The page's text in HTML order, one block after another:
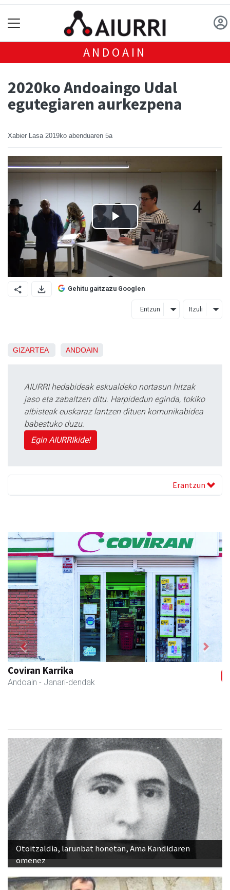
ANDOAIN
2020ko Andoaingo Udal
egutegiaren aurkezpena
Xabier Lasa 2019ko abenduaren 5a
Gehitu gaitzazu Googlen
Entzun Itzuli
GIZARTEA ANDOAIN
AIURRI hedabideak eskualdeko nortasun hitzak
jaso eta zabaltzen ditu. Harpidedun eginda, tokiko
albisteak euskaraz lantzen dituen komunikabidea
babestuko duzu.
Egin AIURRIkide!
Erantzun
Belkoain fisioterapia zerbitzua
Andoain - Fisioterapia
Previous Next
Otoitzaldia, larunbat honetan, Ama Kandidaren
omenez